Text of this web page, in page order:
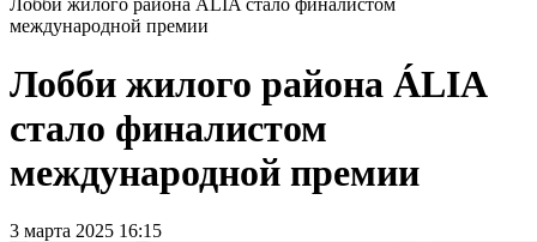
международной премии
Лобби жилого района ÁLIA
стало финалистом
международной премии
3 марта 2025 16:15